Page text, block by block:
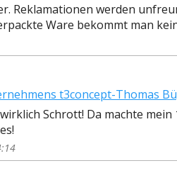
Reklamationen werden
Ware bekommt man kein
t3concept-Thomas
Schrott! Da machte